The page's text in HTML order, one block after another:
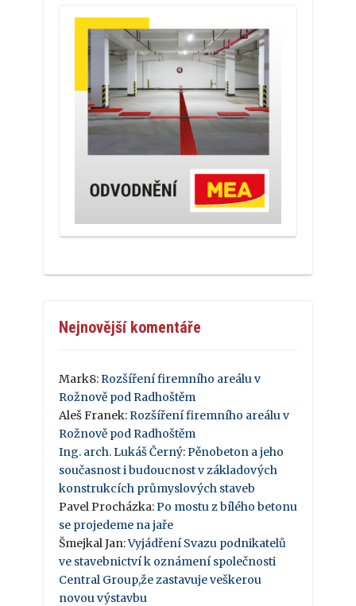
Nejnovější komentáře
Mark8: Rozšíření firemního areálu v
Rožnově pod Radhoštěm
Aleš Franek: Rozšíření firemního areálu v
Rožnově pod Radhoštěm
Ing. arch. Lukáš Černý: Pěnobeton a jeho
současnost i budoucnost v základových
konstrukcích průmyslových staveb
Pavel Procházka: Po mostu z bílého betonu
se projedeme na jaře
Šmejkal Jan:Vyjádření Svazu podnikatelů
ve stavebnictví k oznámení společnosti
Central Group,že zastavuje veškerou
novou výstavbu